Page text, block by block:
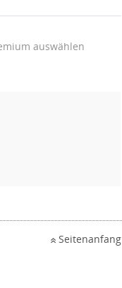
auswählen
Seitenanfang